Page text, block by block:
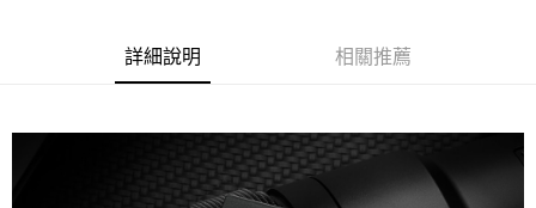
【關於「AFTEE先享後付」】
AFTEE先享後付是「在收到商品之後才付款」的支付方式。 讓您購物簡單
１．簡單：不需註冊會員、不需綁卡、不需儲值。
詳細說明 相關推薦